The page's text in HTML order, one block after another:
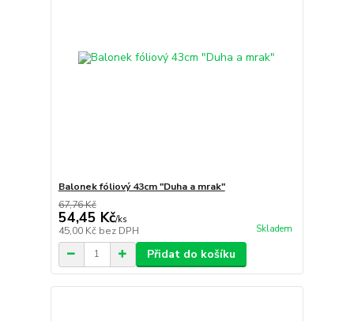
Balonek fóliový 43cm "Duha a mrak"
67,76 Kč
54,45 Kč/ks
45,00 Kč bez DPH Skladem
Přidat do košíku